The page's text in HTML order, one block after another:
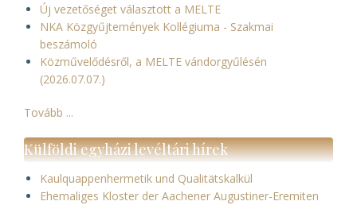
Új vezetőséget választott a MELTE
NKA Közgyűjtemények Kollégiuma - Szakmai
beszámoló
Közművelődésről, a MELTE vándorgyűlésén
(2026.07.07.)
Tovább ...
Külföldi egyházi levéltári hírek
Kaulquappenhermetik und Qualitätskalkül
Ehemaliges Kloster der Aachener Augustiner-Eremiten